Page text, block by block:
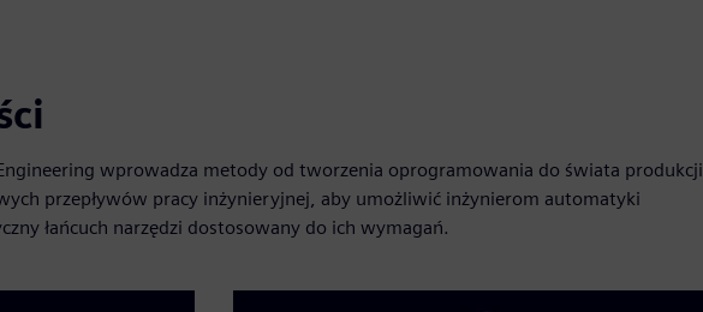
Engineering wprowadza metody od tworzenia oprogramowania do świata produkcji
przepływów pracy inżynieryjnej, aby umożliwić inżynierom automatyki
łańcuch narzędzi dostosowany do ich wymagań.